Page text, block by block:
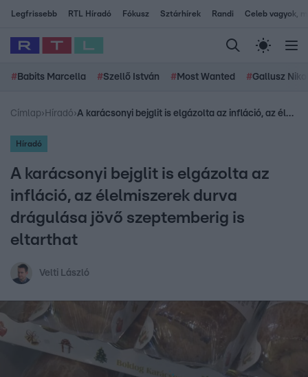
Legfrissebb RTL Híradó Fókusz Sztárhírek Randi Celeb vagyok,
# Babits Marcella #Szellő István # Most Wanted #Gallusz
Címlap› Híradó› A karácsonyi bejglit is elgázolta az infláció, az élelmiszerek durva drágulása jövő szeptemberig is eltarthat
Híradó
A karácsonyi bejglit is elgázolta az
infláció, az élelmiszerek durva
drágulása jövő szeptemberig is
eltarthat
Velti László